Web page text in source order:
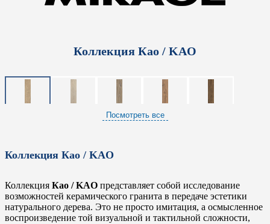
Коллекция Као / KAO
Посмотреть все
Коллекция Као / KAO
Коллекция Као / KAO представляет собой исследование
возможностей керамического гранита в передаче эстетики
натурального дерева. Это не просто имитация, а осмысленное
воспроизведение той визуальной и тактильной сложности,